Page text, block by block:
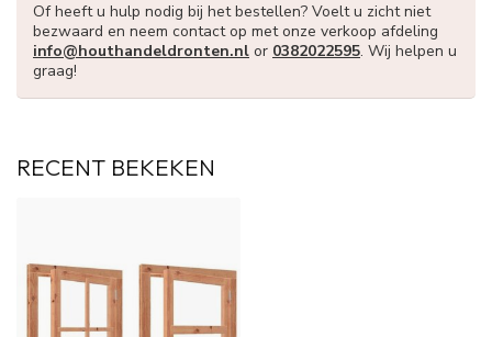
Of heeft u hulp nodig bij het bestellen? Voelt u zicht niet
bezwaard en neem contact op met onze verkoop afdeling
info@houthandeldronten.nl or 0382022595. Wij helpen u
graag!
RECENT BEKEKEN